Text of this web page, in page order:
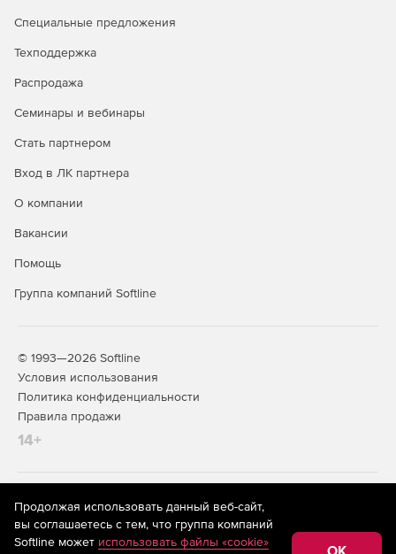
Специальные предложения
Техподдержка
Распродажа
Семинары и вебинары
Стать партнером
Вход в ЛК партнера
О компании
Вакансии
Помощь
Группа компаний Softline
© 1993—2026 Softline
Условия использования
Политика конфиденциальности
Правила продажи
14+
На информационном ресурсе store.softline.ru применяются
рекомендательные технологии
(информационные технологии
предоставления информации на основе сбора,
систематизации и анализа сведений, относящихся к
Продолжая использовать данный веб-сайт,
вы соглашаетесь с тем, что группа компаний
Softline может использовать файлы «cookie»
OK